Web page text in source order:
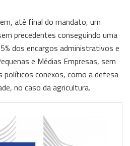
até final do mandato, um
precedentes conseguindo uma
dos encargos administrativos e
e Médias Empresas, sem
conexos, como a defesa
no caso da agricultura.